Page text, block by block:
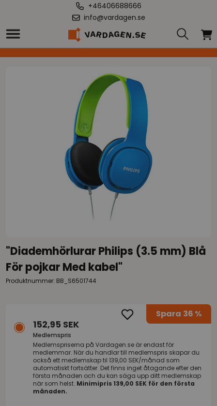
+46406688666
info@vardagen.se
Hem
"Diademhörlurar Philips (3.5 mm) Blå
För pojkar Med kabel"
Produktnummer: BB_S6501744
Spara 36 %
152,95 SEK
Medlemspris
Medlemspriserna på Vardagen.se är endast för
medlemmar. När du handlar till medlemspris skapar du
också ett medlemskap til 139,00 SEK/månad som
automatiskt fortsätter. Det finns inget åtagande efter den
första månaden och du kan säga upp ditt medlemskap
när som helst. Minimipris 139,00 SEK för den första
månaden.